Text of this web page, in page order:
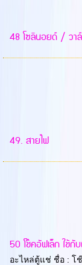
48 โซลินอยด์ / วา
49. สายไฟ
50 โช๊คอัฟเล็ก ใช้กั
อะไหล่ตู้แช่ ชื่อ : โ